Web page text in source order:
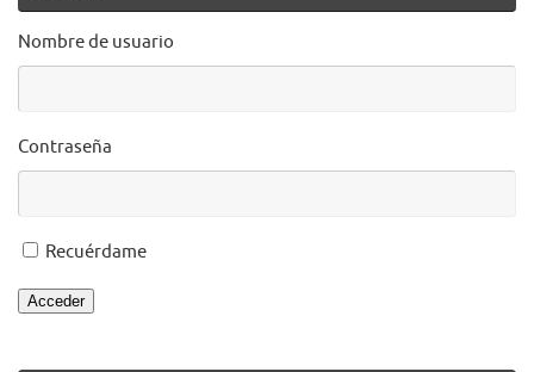
Nombre de usuario
Contraseña
Recuérdame
Acceder